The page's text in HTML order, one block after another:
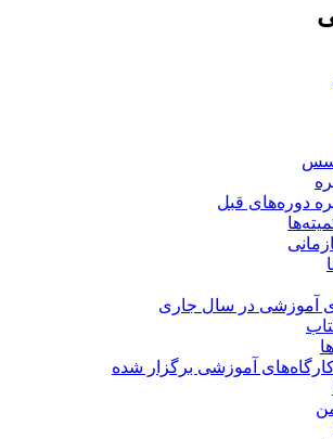
دوره‌های قبل
آموزشی در سال جاری
آموزشی برگزار شده